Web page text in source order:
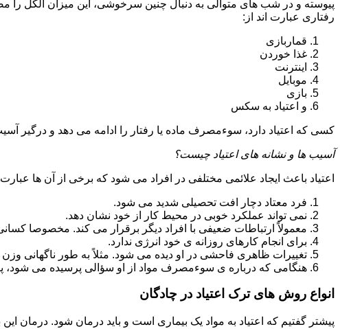
پیوسته و در شب های متوالی به دنبال چنین سرخوشی، این میزان الکل را
رفتاری عبارت اند از:
قماربازی
غذا خوردن
اینترنت
موبایل
بازی
و اعتیاد به سکس
کسی که اعتیاد دارد، سوءمصرف ماده یا رفتار را ادامه می دهد و درگیر
آسیب ها و نشانه های اعتیاد چیست؟
اعتیاد باعث ایجاد علائمی مختلفی در افراد می شود که برخی از آن ها عبارت
فرد معتاد دچار افت تحصیلی شدید می شود.
نمی تواند عملکرد خوبی در محیط کار از خود نشان دهد.
معمولاً ارتباطات ضعیفی با افراد دیگر برقرار می کند. مخصوصا
برای انجام کارهای روزانه ی خود انرژی ندارد.
تغییرات ظاهری فاحشی در او دیده می شود. مثلاً به طور ناگهانی
هنگامی که درباره ی سوءمصرف مواد از او سؤالی پرسیده می شود،
انواع روش های ترک اعتیاد در چادگان
پیشتر گفتیم که اعتیاد به مواد یک بیماری است و باید درمان شود. درمان